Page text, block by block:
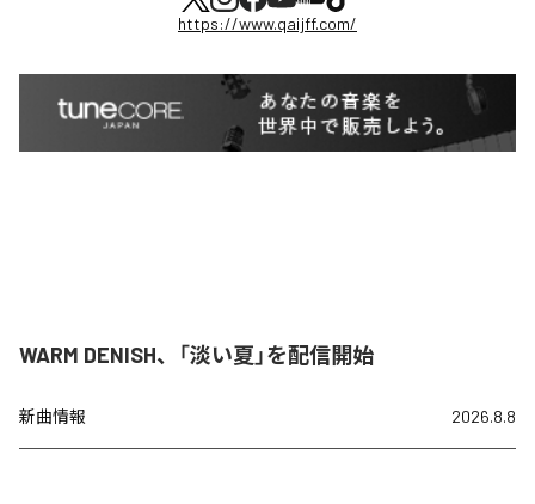
https://www.qaijff.com/
WARM DENISH、「淡い夏」を配信開始
新曲情報 2026.8.8